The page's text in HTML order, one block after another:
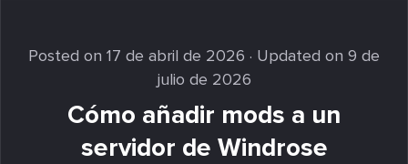
Posted on 17 de abril de 2026 · Updated on 9 de
julio de 2026
Cómo añadir mods a un
servidor de Windrose